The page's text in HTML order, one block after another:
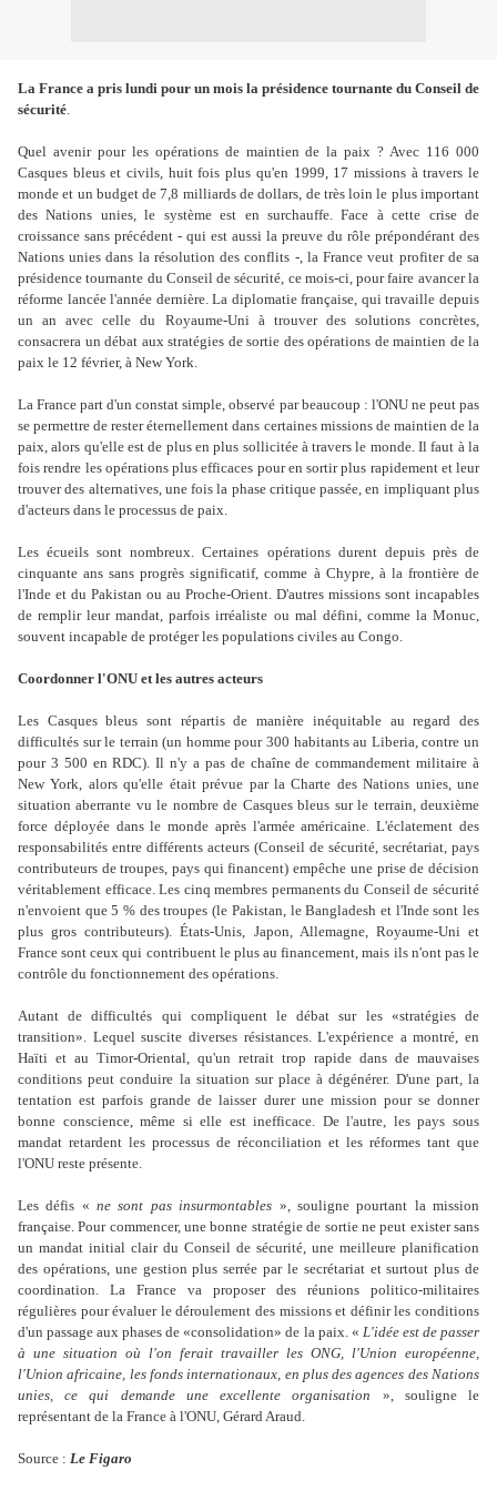
La France a pris lundi pour un mois la présidence tournante du Conseil de
sécurité.
Quel avenir pour les opérations de maintien de la paix ? Avec 116 000
Casques bleus et civils, huit fois plus qu'en 1999, 17 missions à travers le
monde et un budget de 7,8 milliards de dollars, de très loin le plus important
des Nations unies, le système est en surchauffe. Face à cette crise de
croissance sans précédent - qui est aussi la preuve du rôle prépondérant des
Nations unies dans la résolution des conflits -, la France veut profiter de sa
présidence tournante du Conseil de sécurité, ce mois-ci, pour faire avancer la
réforme lancée l'année dernière. La diplomatie française, qui travaille depuis
un an avec celle du Royaume-Uni à trouver des solutions concrètes,
consacrera un débat aux stratégies de sortie des opérations de maintien de la
paix le 12 février, à New York.
La France part d'un constat simple, observé par beaucoup : l'ONU ne peut pas
se permettre de rester éternellement dans certaines missions de maintien de la
paix, alors qu'elle est de plus en plus sollicitée à travers le monde. Il faut à la
fois rendre les opérations plus efficaces pour en sortir plus rapidement et leur
trouver des alternatives, une fois la phase critique passée, en impliquant plus
d'acteurs dans le processus de paix.
Les écueils sont nombreux. Certaines opérations durent depuis près de
cinquante ans sans progrès significatif, comme à Chypre, à la frontière de
l'Inde et du Pakistan ou au Proche-Orient. D'autres missions sont incapables
de remplir leur mandat, parfois irréaliste ou mal défini, comme la Monuc,
souvent incapable de protéger les populations civiles au Congo.
Coordonner l'ONU et les autres acteurs
Les Casques bleus sont répartis de manière inéquitable au regard des
difficultés sur le terrain (un homme pour 300 habitants au Liberia, contre un
pour 3 500 en RDC). Il n'y a pas de chaîne de commandement militaire à
New York, alors qu'elle était prévue par la Charte des Nations unies, une
situation aberrante vu le nombre de Casques bleus sur le terrain, deuxième
force déployée dans le monde après l'armée américaine. L'éclatement des
responsabilités entre différents acteurs (Conseil de sécurité, secrétariat, pays
contributeurs de troupes, pays qui financent) empêche une prise de décision
véritablement efficace. Les cinq membres permanents du Conseil de sécurité
n'envoient que 5 % des troupes (le Pakistan, le Bangladesh et l'Inde sont les
plus gros contributeurs). États-Unis, Japon, Allemagne, Royaume-Uni et
France sont ceux qui contribuent le plus au financement, mais ils n'ont pas le
contrôle du fonctionnement des opérations.
Autant de difficultés qui compliquent le débat sur les «stratégies de
transition». Lequel suscite diverses résistances. L'expérience a montré, en
Haïti et au Timor-Oriental, qu'un retrait trop rapide dans de mauvaises
conditions peut conduire la situation sur place à dégénérer. D'une part, la
tentation est parfois grande de laisser durer une mission pour se donner
bonne conscience, même si elle est inefficace. De l'autre, les pays sous
mandat retardent les processus de réconciliation et les réformes tant que
l'ONU reste présente.
Les défis «ne sont pas insurmontables », souligne pourtant la mission
française. Pour commencer, une bonne stratégie de sortie ne peut exister sans
un mandat initial clair du Conseil de sécurité, une meilleure planification
des opérations, une gestion plus serrée par le secrétariat et surtout plus de
coordination. La France va proposer des réunions politico-militaires
régulières pour évaluer le déroulement des missions et définir les conditions
d'un passage aux phases de «consolidation» de la paix. « L'idée est de passer
à une situation où l'on ferait travailler les ONG, l'Union européenne,
l'Union africaine, les fonds internationaux, en plus des agences des Nations
unies, ce qui demande une excellente organisation », souligne le
représentant de la France à l'ONU, Gérard Araud.
Source : Le Figaro